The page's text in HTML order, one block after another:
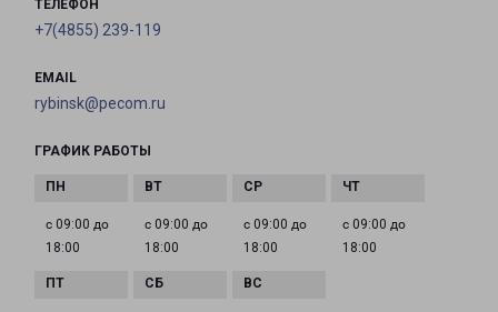
ТЕЛЕФОН
+7(4855) 239-119
EMAIL
rybinsk@pecom.ru
ГРАФИК РАБОТЫ
с 09:00 до
18:00
с 09:00 до
18:00
с 09:00 до
18:00
с 09:00 до
18:00